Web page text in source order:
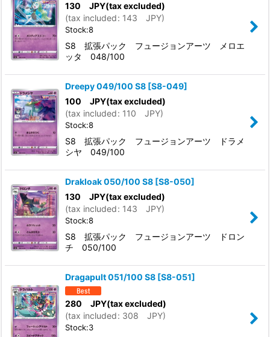
130 JPY(tax excluded)
(tax included: 143 JPY)
Stock:8
S8 拡張パック フュージョンアーツ メロエ
ッタ 048/100
Dreepy 049/100 S8 [S8-049]
100 JPY(tax excluded)
(tax included: 110 JPY)
Stock:8
S8 拡張パック フュージョンアーツ ドラメ
シヤ 049/100
Drakloak 050/100 S8 [S8-050]
130 JPY(tax excluded)
(tax included: 143 JPY)
Stock:8
S8 拡張パック フュージョンアーツ ドロン
チ 050/100
Dragapult 051/100 S8 [S8-051]
280 JPY(tax excluded)
(tax included: 308 JPY)
Stock:3